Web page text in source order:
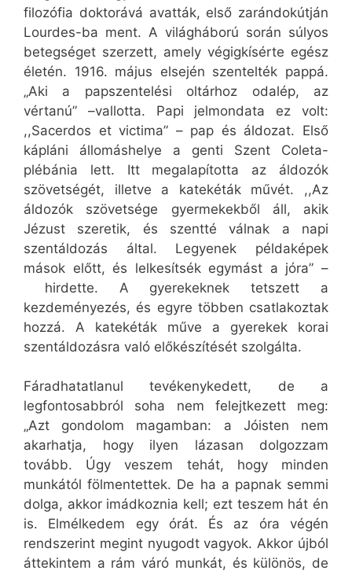
filozófia doktorává avatták, első zarándokútján
Lourdes-ba ment. A világháború során súlyos
betegséget szerzett, amely végigkísérte egész
életén. 1916. május elsején szentelték pappá.
„Aki a papszentelési oltárhoz odalép, az
vértanú” –vallotta. Papi jelmondata ez volt:
,,Sacerdos et victima” – pap és áldozat. Első
kápláni állomáshelye a genti Szent Coleta-
plébánia lett. Itt megalapította az áldozók
szövetségét, illetve a katekéták művét. ,,Az
áldozók szövetsége gyermekekből áll, akik
Jézust szeretik, és szentté válnak a napi
szentáldozás által. Legyenek példaképek
mások előtt, és lelkesítsék egymást a jóra” –
hirdette. A gyerekeknek tetszett a
kezdeményezés, és egyre többen csatlakoztak
hozzá. A katekéták műve a gyerekek korai
szentáldozásra való előkészítését szolgálta.
Fáradhatatlanul tevékenykedett, de a
legfontosabbról soha nem felejtkezett meg:
„Azt gondolom magamban: a Jóisten nem
akarhatja, hogy ilyen lázasan dolgozzam
tovább. Úgy veszem tehát, hogy minden
munkától fölmentettek. De ha a papnak semmi
dolga, akkor imádkoznia kell; ezt teszem hát én
is. Elmélkedem egy órát. És az óra végén
rendszerint megint nyugodt vagyok. Akkor újból
áttekintem a rám váró munkát, és különös, de